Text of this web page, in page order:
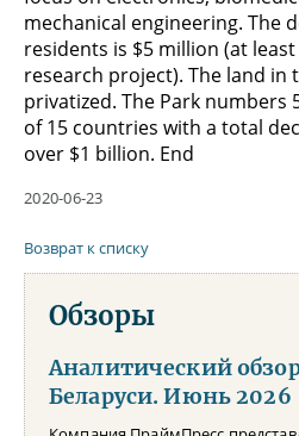
mechanical engineering. The
residents is $5 million (at least
research project). The land in
privatized. The Park numbers
of 15 countries with a total
over $1 billion. End
2020-06-23
Возврат к списку
Обзоры
Аналитический
Беларуси. Июнь 2026